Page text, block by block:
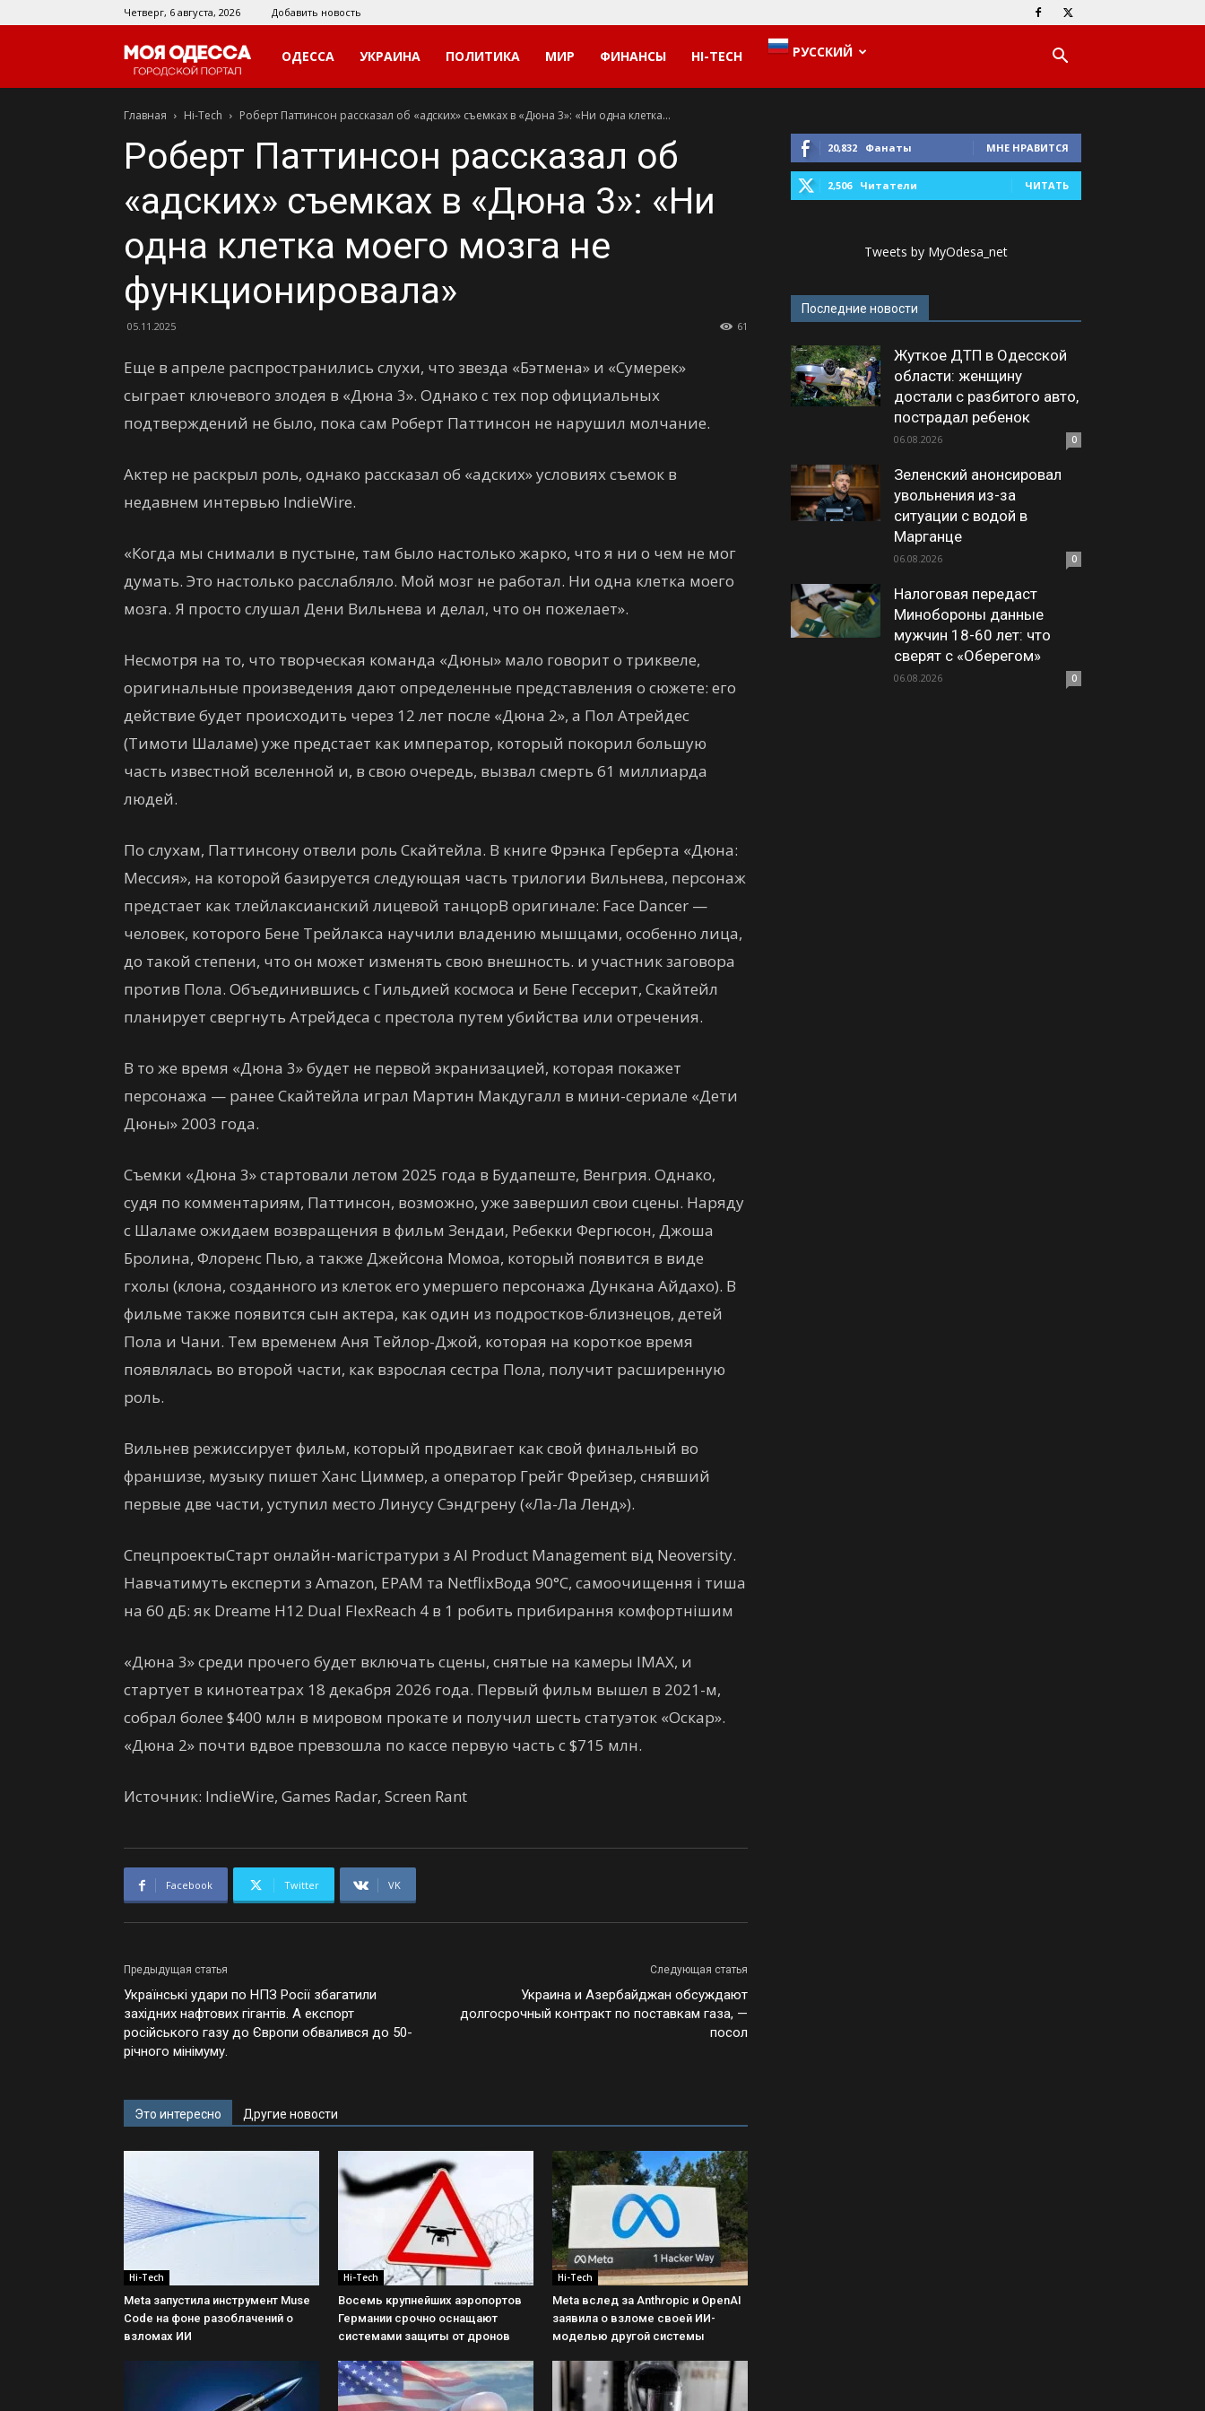
Четверг, 6 августа, 2026 Добавить новость
Моя
Одесса
ОДЕССА УКРАИНА ПОЛИТИКА МИР ФИНАНСЫ HI-TECH РУССКИЙ
Главная Hi-Tech Роберт Паттинсон рассказал об «адских» съемках в «Дюна 3»: «Ни одна клетка...
Роберт Паттинсон рассказал об
«адских» съемках в «Дюна 3»: «Ни
одна клетка моего мозга не
функционировала»
05.11.2025 61
Еще в апреле распространились слухи, что звезда «Бэтмена» и «Сумерек»
сыграет ключевого злодея в «Дюна 3». Однако с тех пор официальных
подтверждений не было, пока сам Роберт Паттинсон не нарушил молчание.
Актер не раскрыл роль, однако рассказал об «адских» условиях съемок в
недавнем интервью IndieWire.
«Когда мы снимали в пустыне, там было настолько жарко, что я ни о чем не мог
думать. Это настолько расслабляло. Мой мозг не работал. Ни одна клетка моего
мозга. Я просто слушал Дени Вильнева и делал, что он пожелает».
Несмотря на то, что творческая команда «Дюны» мало говорит о триквеле,
оригинальные произведения дают определенные представления о сюжете: его
действие будет происходить через 12 лет после «Дюна 2», а Пол Атрейдес
(Тимоти Шаламе) уже предстает как император, который покорил большую
часть известной вселенной и, в свою очередь, вызвал смерть 61 миллиарда
людей.
По слухам, Паттинсону отвели роль Скайтейла. В книге Фрэнка Герберта «Дюна:
Мессия», на которой базируется следующая часть трилогии Вильнева, персонаж
предстает как тлейлаксианский лицевой танцорВ оригинале: Face Dancer —
человек, которого Бене Трейлакса научили владению мышцами, особенно лица,
до такой степени, что он может изменять свою внешность. и участник заговора
против Пола. Объединившись с Гильдией космоса и Бене Гессерит, Скайтейл
планирует свергнуть Атрейдеса с престола путем убийства или отречения.
В то же время «Дюна 3» будет не первой экранизацией, которая покажет
персонажа — ранее Скайтейла играл Мартин Макдугалл в мини-сериале «Дети
Дюны» 2003 года.
Съемки «Дюна 3» стартовали летом 2025 года в Будапеште, Венгрия. Однако,
судя по комментариям, Паттинсон, возможно, уже завершил свои сцены. Наряду
с Шаламе ожидаем возвращения в фильм Зендаи, Ребекки Фергюсон, Джоша
Бролина, Флоренс Пью, а также Джейсона Момоа, который появится в виде
гхолы (клона, созданного из клеток его умершего персонажа Дункана Айдахо). В
фильме также появится сын актера, как один из подростков-близнецов, детей
Пола и Чани. Тем временем Аня Тейлор-Джой, которая на короткое время
появлялась во второй части, как взрослая сестра Пола, получит расширенную
роль.
Вильнев режиссирует фильм, который продвигает как свой финальный во
франшизе, музыку пишет Ханс Циммер, а оператор Грейг Фрейзер, снявший
первые две части, уступил место Линусу Сэндгрену («Ла-Ла Ленд»).
СпецпроектыСтарт онлайн-магістратури з AI Product Management від Neoversity.
Навчатимуть експерти з Amazon, EPAM та NetflixВода 90°C, самоочищення і тиша
на 60 дБ: як Dreame H12 Dual FlexReach 4 в 1 робить прибирання комфортнішим
«Дюна 3» среди прочего будет включать сцены, снятые на камеры IMAX, и
стартует в кинотеатрах 18 декабря 2026 года. Первый фильм вышел в 2021-м,
собрал более $400 млн в мировом прокате и получил шесть статуэток «Оскар».
«Дюна 2» почти вдвое превзошла по кассе первую часть с $715 млн.
Источник: IndieWire, Games Radar, Screen Rant
Facebook Twitter VK
Предыдущая статья
Українські удари по НПЗ Росії збагатили
західних нафтових гігантів. А експорт
російського газу до Європи обвалився до 50-
річного мінімуму.
Следующая статья
Украина и Азербайджан обсуждают
долгосрочный контракт по поставкам газа, —
посол
Это интересно Другие новости
Hi-Tech
Meta запустила инструмент Muse
Code на фоне разоблачений о
взломах ИИ
Hi-Tech
Восемь крупнейших аэропортов
Германии срочно оснащают
системами защиты от дронов
Hi-Tech
Meta вслед за Anthropic и OpenAI
заявила о взломе своей ИИ-
моделью другой системы
20,832 Фанаты МНЕ НРАВИТСЯ
2,506 Читатели ЧИТАТЬ
Tweets by MyOdesa_net
Последние новости
Жуткое ДТП в Одесской
области: женщину
достали с разбитого авто,
пострадал ребенок
06.08.2026 0
Зеленский анонсировал
увольнения из-за
ситуации с водой в
Марганце
06.08.2026 0
Налоговая передаст
Минобороны данные
мужчин 18-60 лет: что
сверят с «Оберегом»
06.08.2026 0